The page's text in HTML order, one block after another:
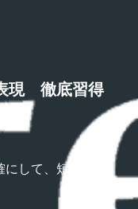
現 徹底習得
して、短期間で